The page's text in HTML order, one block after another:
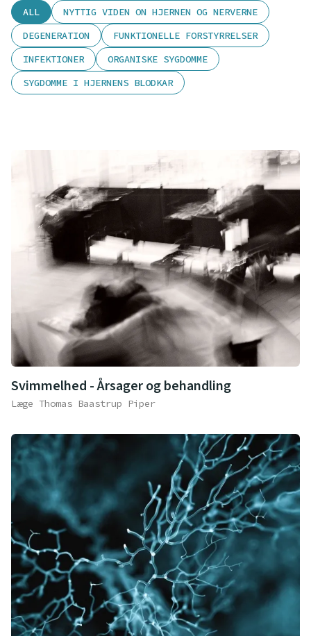
ALL
NYTTIG VIDEN ON HJERNEN OG NERVERNE
DEGENERATION
FUNKTIONELLE FORSTYRRELSER
INFEKTIONER
ORGANISKE SYGDOMME
SYGDOMME I HJERNENS BLODKAR
Svimmelhed - Årsager og behandling
Læge Thomas Baastrup Piper